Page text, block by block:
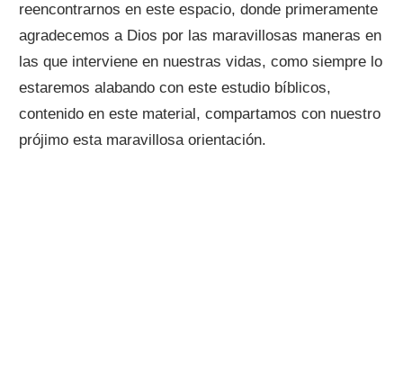
reencontrarnos en este espacio, donde primeramente
agradecemos a Dios por las maravillosas maneras en
las que interviene en nuestras vidas, como siempre lo
estaremos alabando con este estudio bíblicos,
contenido en este material, compartamos con nuestro
prójimo esta maravillosa orientación.